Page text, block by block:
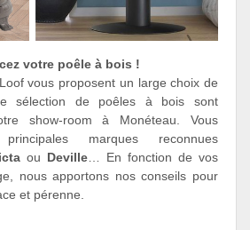
votre poêle à bois !
vous proposent un large choix de
sélection de poêles à bois sont
show-room à Monéteau. Vous
marques reconnues
ou Deville … En fonction de vos
nous apportons nos conseils pour
et pérenne.